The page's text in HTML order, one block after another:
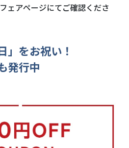
ェアページにてご確認くださ
をお祝い！
発行中